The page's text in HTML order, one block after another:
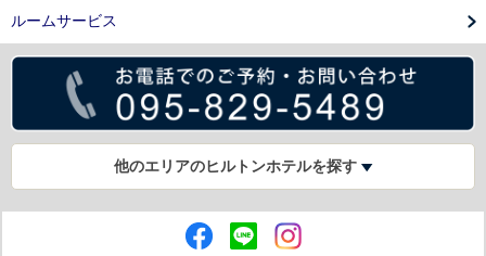
ルームサービス
他のエリアのヒルトンホテルを探す